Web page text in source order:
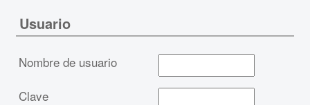
Usuario
Nombre de usuario
Clave